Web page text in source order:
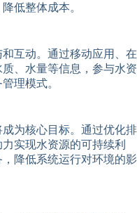
低整体成本。
互动。通过移动应用、在
、水量等信息，参与水资
理模式。
为核心目标。通过优化排
实现水资源的可持续利
降低系统运行对环境的影